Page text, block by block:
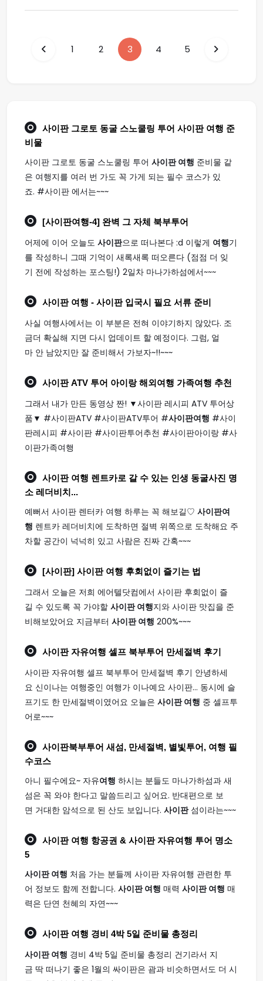
1 2 3 4 5
사이판 그로토 동굴 스노쿨링 투어 사이판 여행 준
비물
사이판 그로토 동굴 스노쿨링 투어 사이판 여행 준비물 같
은 여행지를 여러 번 가도 꼭 가게 되는 필수 코스가 있
죠. #사이판 에서는~~~
[사이판여행-4] 완벽 그 자체 북부투어
어제에 이어 오늘도 사이판으로 떠나본다 :d 이렇게 여행기
를 작성하니 그때 기억이 새록새록 떠오른다 (점점 더 잊
기 전에 작성하는 포스팅!) 2일차 마나가하섬에서~~~
사이판 여행 - 사이판 입국시 필요 서류 준비
사실 여행사에서는 이 부분은 전혀 이야기하지 않았다. 조
금더 확실해 지면 다시 업데이트 할 예정이다. 그럼, 얼
마 안 남았지만 잘 준비해서 가보자~!!~~~
사이판ATV 투어 아이랑 해외 여행 가족여행 추천
그래서 내가 만든 동영상 짠! ▼사이판 레시피 ATV 투어상
품▼ #사이판ATV #사이판ATV투어 #사이판여행 #사이
판레시피 #사이판 #사이판투어추천 #사이판아이랑 #사
이판가족여행
사이판 여행 렌트카로 갈 수 있는 인생 동굴사진 명
소 레더비치...
예뻐서 사이판 렌터카 여행 하루는 꼭 해보길♡ 사이판여
행 렌트카 레더비치에 도착하면 절벽 위쪽으로 도착해요 주
차할 공간이 넉넉히 있고 사람은 진짜 간혹~~~
[사이판] 사이판 여행 후회없이 즐기는 법
그래서 오늘은 저희 에어텔닷컴에서 사이판 후회없이 즐
길 수 있도록 꼭 가야할 사이판 여행지와 사이판 맛집을 준
비해보았어요 지금부터 사이판 여행 200%~~~
사이판자유여행 셀프 북부투어 만세절벽 후기
사이판 자유여행 셀프 북부투어 만세절벽 후기 안녕하세
요 신이나는 여행중인 여행가 이나예요 사이판... 동시에 슬
프기도 한 만세절벽이였어요 오늘은 사이판 여행 중 셀프투
어로~~~
사이판북부투어 새섬, 만세절벽, 별빛투어, 여행 필
수코스
아니 필수에요~ 자유여행 하시는 분들도 마나가하섬과 새
섬은 꼭 와야 한다고 말씀드리고 싶어요. 반대편으로 보
면 거대한 암석으로 된 산도 보입니다. 사이판섬이라는~~~
사이판 여행 항공권 & 사이판 자유여행 투어 명소
5
사이판 여행 처음 가는 분들께 사이판 자유여행 관련한 투
어 정보도 함께 전합니다. 사이판 여행 매력 사이판 여행 매
력은 단연 천혜의 자연~~~
사이판 여행 경비 4박 5일 준비물 총정리
사이판 여행 경비 4박 5일 준비물 총정리 건기라서 지
금 딱 떠나기 좋은 1월의 싸이판은 괌과 비슷하면서도 더 시